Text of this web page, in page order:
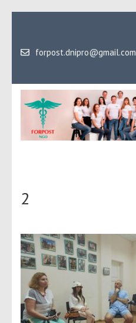
вмісту
Enter)
forpost.dnipro@gmail.com
2